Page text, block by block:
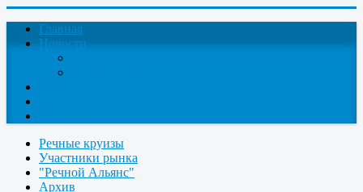
Главная
Новости
Речные круизы
Участники рынка
"Речной Альянс"
Архив